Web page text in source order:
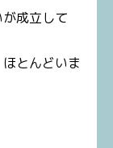
成立して
とんどいま